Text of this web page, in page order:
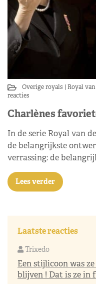
Overige royals Royal
reacties
Charlènes
In de serie Royal van
de belangrijkste
verrassing: de
Lees verder
Laatste reacties
Trixedo
Een stijlicoon was
blijven ! Dat is ze in